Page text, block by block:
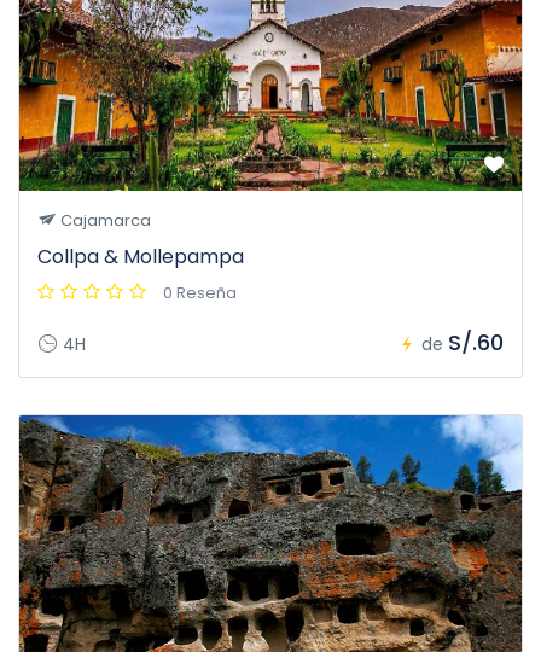
Cajamarca
Collpa & Mollepampa
0 Reseña
4H de S/.60